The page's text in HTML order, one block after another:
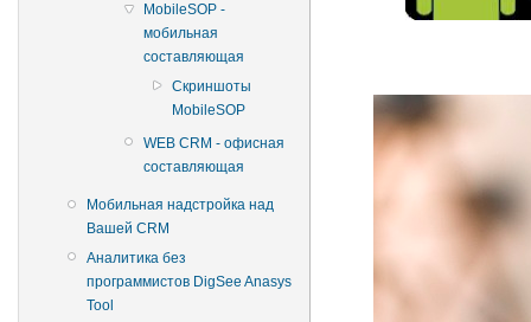
MobileSOP -
мобильная
составляющая
Скриншоты
MobileSOP
WEB CRM - офисная
составляющая
Мобильная надстройка над
Вашей CRM
Аналитика без
программистов DigSee Anasys
Tool